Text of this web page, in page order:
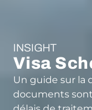
INSIGHT
Visa
Un guide sur la
documents